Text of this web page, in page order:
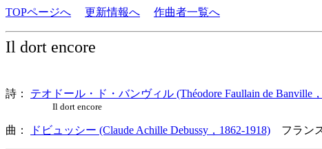
TOPページへ 更新情報へ 作曲者一覧へ
Il dort encore
詩： テオドール・ド・バンヴィル (Théodore Faullain de Banville
Il dort encore
曲： ドビュッシー (Claude Achille Debussy，1862-1918) フラン